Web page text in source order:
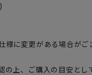
に変更がある場合がご
上、ご購入の目安とし